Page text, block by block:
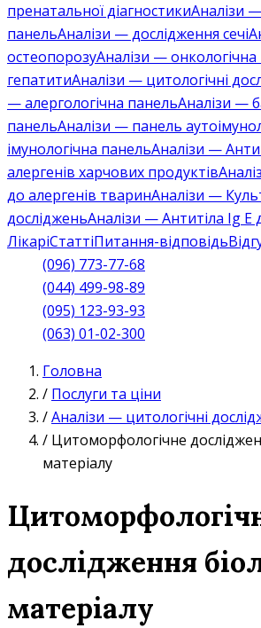
пренатальної діагностикиАналізи —
панельАналізи — дослідження сечі
остеопорозуАналізи —
гепатитиАналізи — цитологічні
— алергологічна панельАналізи —
панельАналізи — панель
імунологічна панельАналізи —
алергенів харчових продуктів
до алергенів тваринАналізи —
дослідженьАналізи — Антитіла Ig E
ЛікаріСтаттіПитання-відповідь
(096) 773-77-68
(044) 499-98-89
(095) 123-93-93
(063) 01-02-300
Головна
/ Послуги та ціни
/Аналізи — цитологічні
/ Цитоморфологічне
матеріалу
дослідження
матеріалу